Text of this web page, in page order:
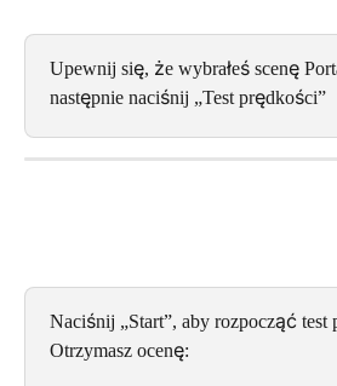
Upewnij się, że wybrałeś scenę
następnie naciśnij „Test prędkości”
Naciśnij „Start”, aby rozpocząć test
Otrzymasz ocenę: